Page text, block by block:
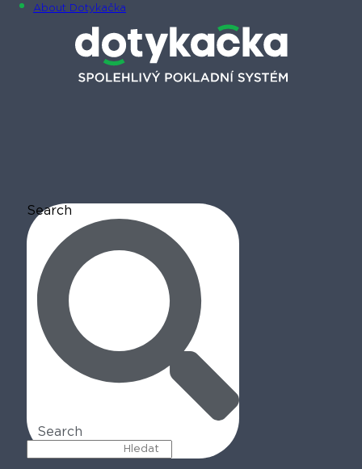
About Dotykačka
Search
Search